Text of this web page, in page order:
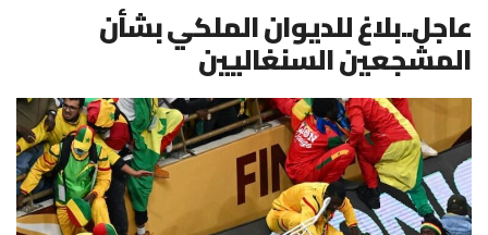
عاجل..بلاغ للديوان الملكي بشأن
المشجعين السنغاليين